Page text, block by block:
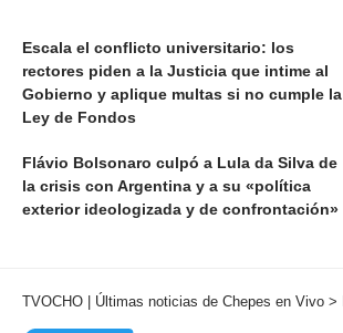
Escala el conflicto universitario: los
rectores piden a la Justicia que intime al
Gobierno y aplique multas si no cumple la
Ley de Fondos
Flávio Bolsonaro culpó a Lula da Silva de
la crisis con Argentina y a su «política
exterior ideologizada y de confrontación»
TVOCHO | Últimas noticias de Chepes en Vivo >